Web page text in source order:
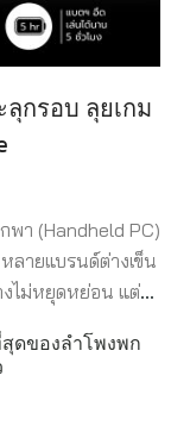
ลุกรอบ ลุยเกม
พา (Handheld PC)
ลายแบรนด์ต่างเข็น
ไม่หยุดหย่อน แต่ถ้า
ละที่สำคัญที่สุดคือ
ามขีดจำกัดเดิม ๆ
อมกับการ
สุดของลำโพงพก